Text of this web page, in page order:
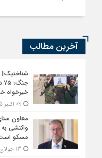
آخرین مطالب
خیرخواه
معاون
واکنشی
مسکو